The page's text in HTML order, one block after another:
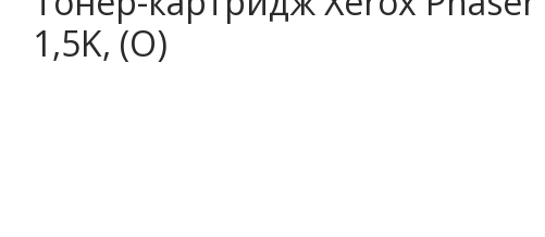
1,5K, (О)